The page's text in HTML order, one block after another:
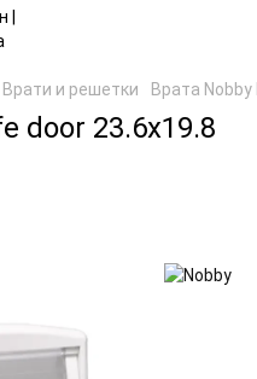
Врати и решетки Врата
door 23.6х19.8